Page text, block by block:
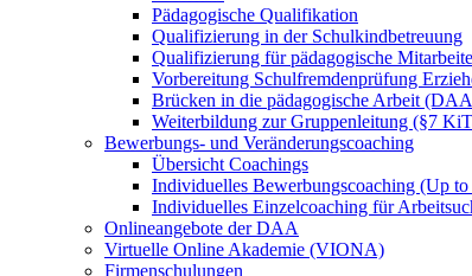
Pädagogische Qualifikation
Qualifizierung in der Schulkindbetreuung
Qualifizierung für pädagogische
Vorbereitung Schulfremdenprüfung
Brücken in die pädagogische Arbeit
Weiterbildung zur Gruppenleitung (§7
Bewerbungs- und Veränderungscoaching
Übersicht Coachings
Individuelles Bewerbungscoaching (Up to
Individuelles Einzelcoaching für
Onlineangebote der DAA
Virtuelle Online Akademie (VIONA)
Firmenschulungen